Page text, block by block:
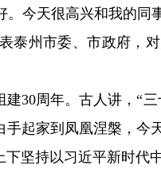
今天很高兴和我的同
泰州市委、市政府，
30周年。古人讲，“
起家到凤凰涅槃，今
坚持以习近平新时代